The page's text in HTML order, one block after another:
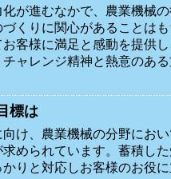
が進むなかで、農業機械の
くりに関心があることは
客様に満足と感動を提供
ャレンジ精神と熱意のあ
標は
け、農業機械の分野にお
められています。蓄積し
りと対応しお客様のお役